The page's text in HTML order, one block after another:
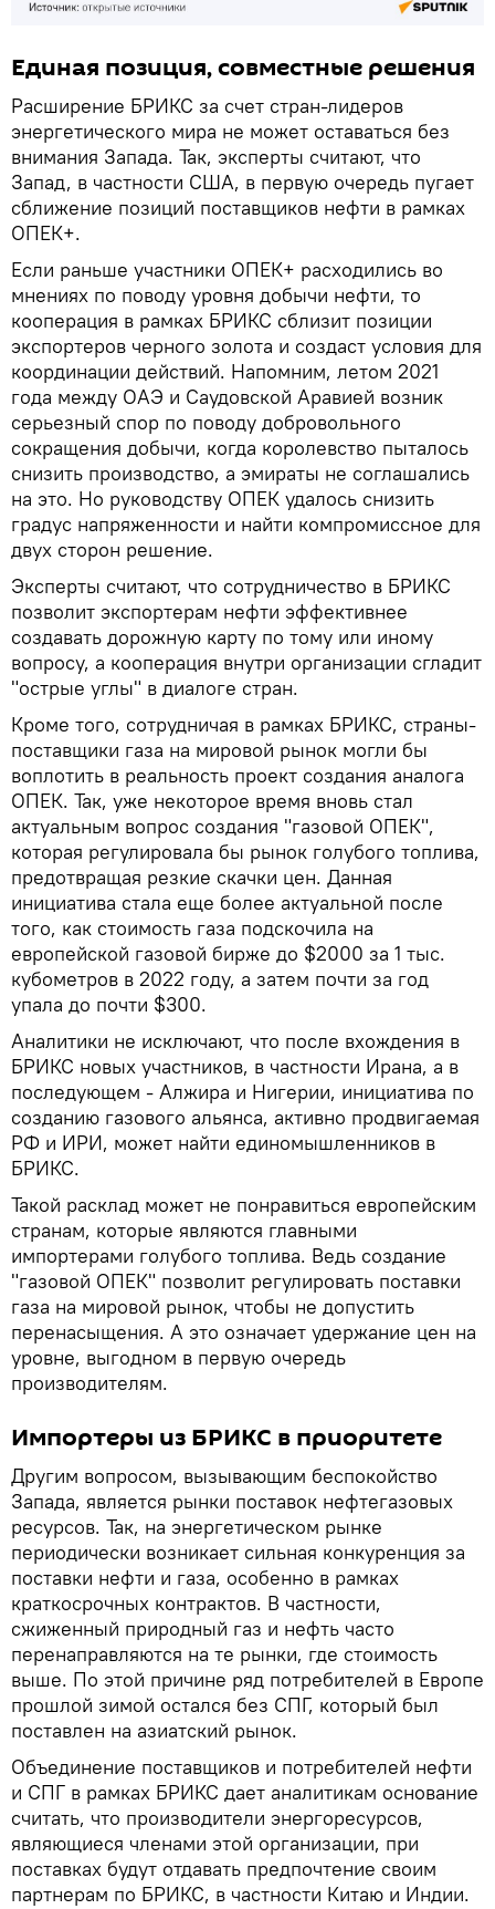
Единая позиция, совместные решения
Расширение БРИКС за счет стран-лидеров
энергетического мира не может оставаться без
внимания Запада. Так, эксперты считают, что
Запад, в частности США, в первую очередь пугает
сближение позиций поставщиков нефти в рамках
ОПЕК+.
Если раньше участники ОПЕК+ расходились во
мнениях по поводу уровня добычи нефти, то
кооперация в рамках БРИКС сблизит позиции
экспортеров черного золота и создаст условия для
координации действий. Напомним, летом 2021
года между ОАЭ и Саудовской Аравией возник
серьезный спор по поводу добровольного
сокращения добычи, когда королевство пыталось
снизить производство, а эмираты не соглашались
на это. Но руководству ОПЕК удалось снизить
градус напряженности и найти компромиссное для
двух сторон решение.
Эксперты считают, что сотрудничество в БРИКС
позволит экспортерам нефти эффективнее
создавать дорожную карту по тому или иному
вопросу, а кооперация внутри организации сгладит
"острые углы" в диалоге стран.
Кроме того, сотрудничая в рамках БРИКС, страны-
поставщики газа на мировой рынок могли бы
воплотить в реальность проект создания аналога
ОПЕК. Так, уже некоторое время вновь стал
актуальным вопрос создания "газовой ОПЕК",
которая регулировала бы рынок голубого топлива,
предотвращая резкие скачки цен. Данная
инициатива стала еще более актуальной после
того, как стоимость газа подскочила на
европейской газовой бирже до $2000 за 1 тыс.
кубометров в 2022 году, а затем почти за год
упала до почти $300.
Аналитики не исключают, что после вхождения в
БРИКС новых участников, в частности Ирана, а в
последующем - Алжира и Нигерии, инициатива по
созданию газового альянса, активно продвигаемая
РФ и ИРИ, может найти единомышленников в
БРИКС.
Такой расклад может не понравиться европейским
странам, которые являются главными
импортерами голубого топлива. Ведь создание
"газовой ОПЕК" позволит регулировать поставки
газа на мировой рынок, чтобы не допустить
перенасыщения. А это означает удержание цен на
уровне, выгодном в первую очередь
производителям.
Импортеры из БРИКС в приоритете
Другим вопросом, вызывающим беспокойство
Запада, является рынки поставок нефтегазовых
ресурсов. Так, на энергетическом рынке
периодически возникает сильная конкуренция за
поставки нефти и газа, особенно в рамках
краткосрочных контрактов. В частности,
сжиженный природный газ и нефть часто
перенаправляются на те рынки, где стоимость
выше. По этой причине ряд потребителей в Европе
прошлой зимой остался без СПГ, который был
поставлен на азиатский рынок.
Объединение поставщиков и потребителей нефти
и СПГ в рамках БРИКС дает аналитикам основание
считать, что производители энергоресурсов,
являющиеся членами этой организации, при
поставках будут отдавать предпочтение своим
партнерам по БРИКС, в частности Китаю и Индии.